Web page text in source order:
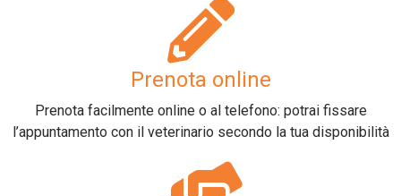
Prenota online
Prenota facilmente online o al telefono: potrai fissare
l’appuntamento con il veterinario secondo la tua disponibilità